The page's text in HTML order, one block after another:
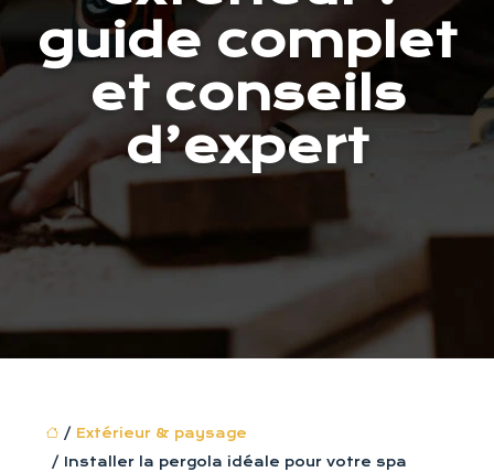
guide complet
et conseils
d’expert
/ Extérieur & paysage
/ Installer la pergola idéale pour votre spa